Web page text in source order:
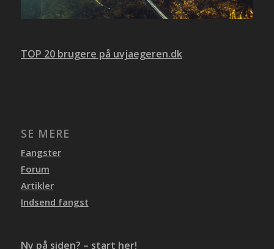
TOP 20 brugere på uvjaegeren.dk
SE MERE
Fangster
Forum
Artikler
Indsend fangst
Ny på siden? – start her!